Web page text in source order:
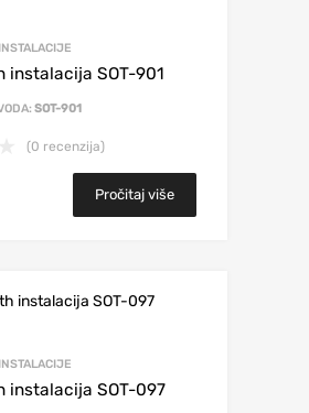
instalacija SOT-901
SOT-901
(0 recenzija)
Pročitaj više
instalacija SOT-097